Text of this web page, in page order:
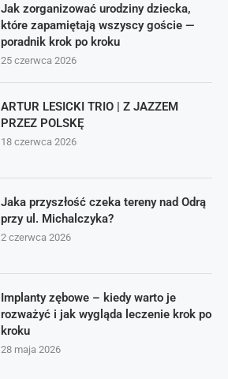
Jak zorganizować urodziny dziecka,
które zapamiętają wszyscy goście —
poradnik krok po kroku
25 czerwca 2026
ARTUR LESICKI TRIO | Z JAZZEM
PRZEZ POLSKĘ
18 czerwca 2026
Jaka przyszłość czeka tereny nad Odrą
przy ul. Michalczyka?
2 czerwca 2026
Implanty zębowe – kiedy warto je
rozważyć i jak wygląda leczenie krok po
kroku
28 maja 2026